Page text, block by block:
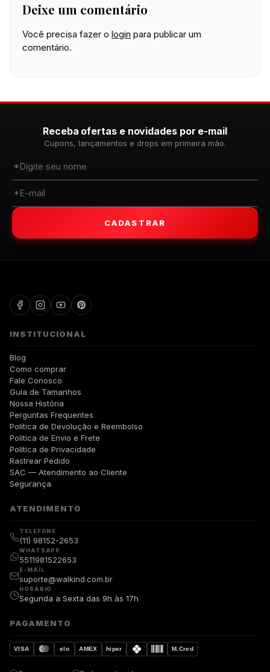
Deixe um comentário
Você precisa fazer o login para publicar um
comentário.
Receba ofertas e novidades por e-mail
Cupons, lançamentos e drops em primeira mão.
CADASTRAR
INSTITUCIONAL
Blog
Como comprar
Fale Conosco
Guia de Tamanhos
Nossa História
Perguntas Frequentes
Política de Devolução e Reembolso
Política de Envio e Frete
Política de Privacidade
Rastrear Pedido
SAC — Atendimento ao Cliente
Segurança
ATENDIMENTO
TELEFONE
(11) 98152-2653
WHATSAPP
5511981522653
E-MAIL
suporte@walkind.com.br
HORÁRIO
Segunda a Sexta das 9h às 17h
PAGAMENTO
VISA elo AMEX hiper M.Cred